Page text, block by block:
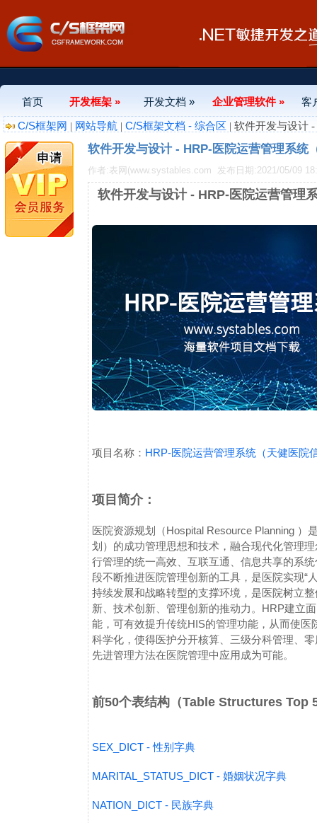
首页 开发框架 » 开发文档 » 企业管理软件 »
客
C/S框架网 | 网站导航 | C/S框架文档 - 综合区 | 软件开发与设计
软件开发与设计 - HRP-医院运营管理系统
作者:表网(www.systables.com 发布日期:2021/05/09
软件开发与设计 - HRP-医院运营管理
项目名称： HRP-医院运营管理系统（天健医院
项目简介：
医院资源规划（Hospital Resource Planning ）
划）的成功管理思想和技术，融合现代化管理
行管理的统一高效、互联互通、信息共享的系
段不断推进医院管理创新的工具，是医院实现“
持续发展和战略转型的支撑环境，是医院树立
新、技术创新、管理创新的推动力。HRP建立
能，可有效提升传统HIS的管理功能，从而使
科学化，使得医护分开核算、三级分科管理、
先进管理方法在医院管理中应用成为可能。
前50个表结构（Table Structures Top
SEX_DICT - 性别字典
MARITAL_STATUS_DICT - 婚姻状况字典
NATION_DICT - 民族字典